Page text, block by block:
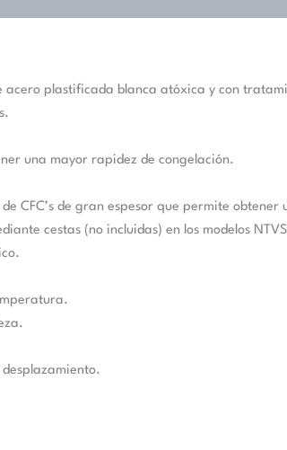
acero plastificada blanca atóxica y con
una mayor rapidez de congelación.
CFC’s de gran espesor que permite
cestas (no incluidas) en los modelos